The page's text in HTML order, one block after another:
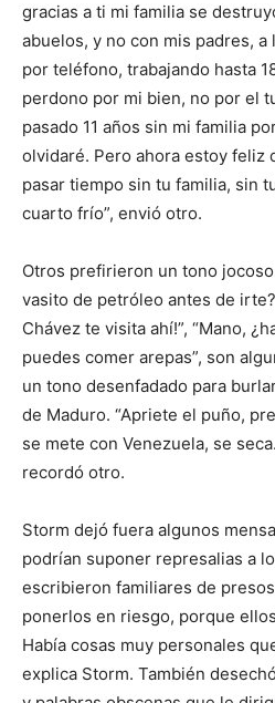
gracias a ti mi familia se
abuelos, y no con mis padres,
por teléfono, trabajando hasta
perdono por mi bien, no por el
pasado 11 años sin mi familia
olvidaré. Pero ahora estoy feliz
pasar tiempo sin tu familia, sin
cuarto frío”, envió otro.
Otros prefirieron un tono
vasito de petróleo antes de
Chávez te visita ahí!”, “Mano,
puedes comer arepas”, son
un tono desenfadado para
de Maduro. “Apriete el puño,
se mete con Venezuela, se
recordó otro.
Storm dejó fuera algunos
podrían suponer represalias a
escribieron familiares de
ponerlos en riesgo, porque
Había cosas muy personales
explica Storm. También